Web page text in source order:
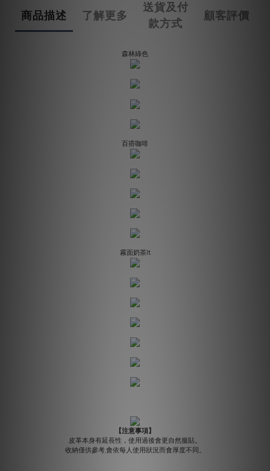
商品描述 了解更多
送貨及付
款方式
顧客評價
森林綠色
百搭咖啡
霧面奶茶lt
【注意事項】
皮革本身有延長性，使用過後會更自然服貼。
收納僅供參考,會依每人使用狀況而會厚度不同。